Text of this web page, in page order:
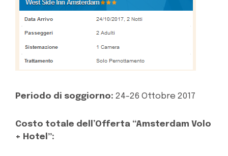
Periodo di soggiorno: 24-26 Ottobre 2017
Costo totale dell’Offerta “Amsterdam Volo
+ Hotel”: